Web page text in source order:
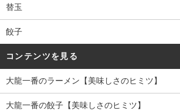
替玉
餃子
コンテンツを見る
大龍一番のラーメン【美味しさのヒミツ】
大龍一番の餃子【美味しさのヒミツ】